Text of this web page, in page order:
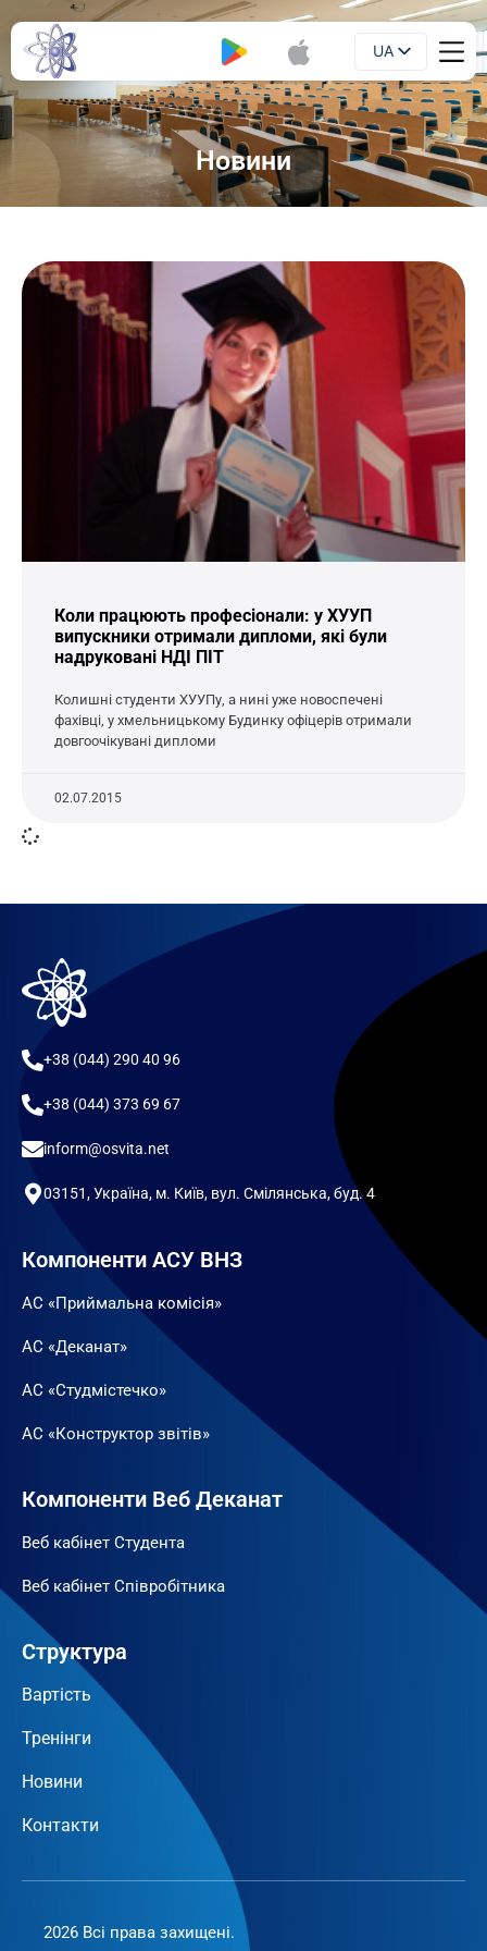
UA
EN
Новини
Коли працюють професіонали: у ХУУП
випускники отримали дипломи, які були
надруковані НДІ ПІТ
Колишні студенти ХУУПу, а нині уже новоспечені
фахівці, у хмельницькому Будинку офіцерів отримали
довгоочікувані дипломи
02.07.2015
+38 (044) 290 40 96
+38 (044) 373 69 67
inform@osvita.net
03151, Україна, м. Київ, вул. Смілянська, буд. 4
Компоненти АСУ ВНЗ
АС «Приймальна комісія»
АС «Деканат»
АС «Студмістечко»
АС «Конструктор звітів»
Компоненти Веб Деканат
Веб кабінет Студента
Веб кабінет Співробітника
Структура
Вартість
Тренінги
Новини
Контакти
2026 Всі права захищені.